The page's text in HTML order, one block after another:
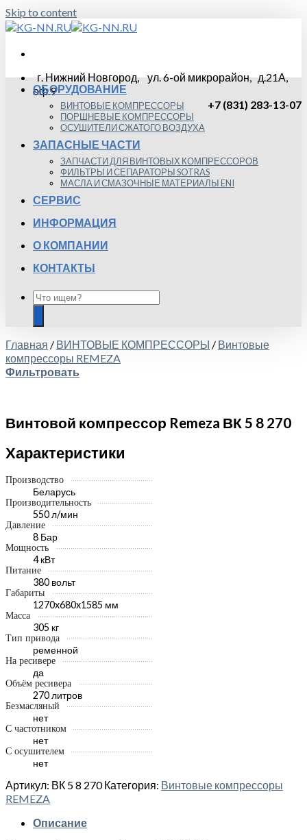
Skip to content
г. Нижний Новгород, ул. 6-ой микрорайон, д.21А,
оф.9
+7 (831) 283-13-07
ОБОРУДОВАНИЕ
ВИНТОВЫЕ КОМПРЕССОРЫ
ПОРШНЕВЫЕ КОМПРЕССОРЫ
ОСУШИТЕЛИ СЖАТОГО ВОЗДУХА
ЗАПАСНЫЕ ЧАСТИ
ЗАПЧАСТИ ДЛЯ ВИНТОВЫХ КОМПРЕССОРОВ
ФИЛЬТРЫ И СЕПАРАТОРЫ SOTRAS
МАСЛА И СМАЗОЧНЫЕ МАТЕРИАЛЫ ENI
СЕРВИС
ИНФОРМАЦИЯ
О КОМПАНИИ
КОНТАКТЫ
Главная / ВИНТОВЫЕ КОМПРЕССОРЫ / Винтовые
компрессоры REMEZA
Фильтровать
Винтовой компрессор Remeza ВК 5 8 270
Характеристики
Производство
Беларусь
Производительность
550 л/мин
Давление
8 Бар
Мощность
4 кВт
Питание
380 вольт
Габариты
1270x680x1585 мм
Масса
305 кг
Тип привода
ременной
На ресивере
да
Объём ресивера
270 литров
Безмасляный
нет
С частотником
нет
С осушителем
нет
Артикул: ВК 5 8 270 Категория: Винтовые компрессоры
REMEZA
Описание